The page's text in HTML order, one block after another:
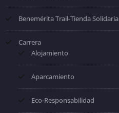
Benemérita Trail-Tienda Solidaria
Carrera
Alojamiento
Aparcamiento
Eco-Responsabilidad